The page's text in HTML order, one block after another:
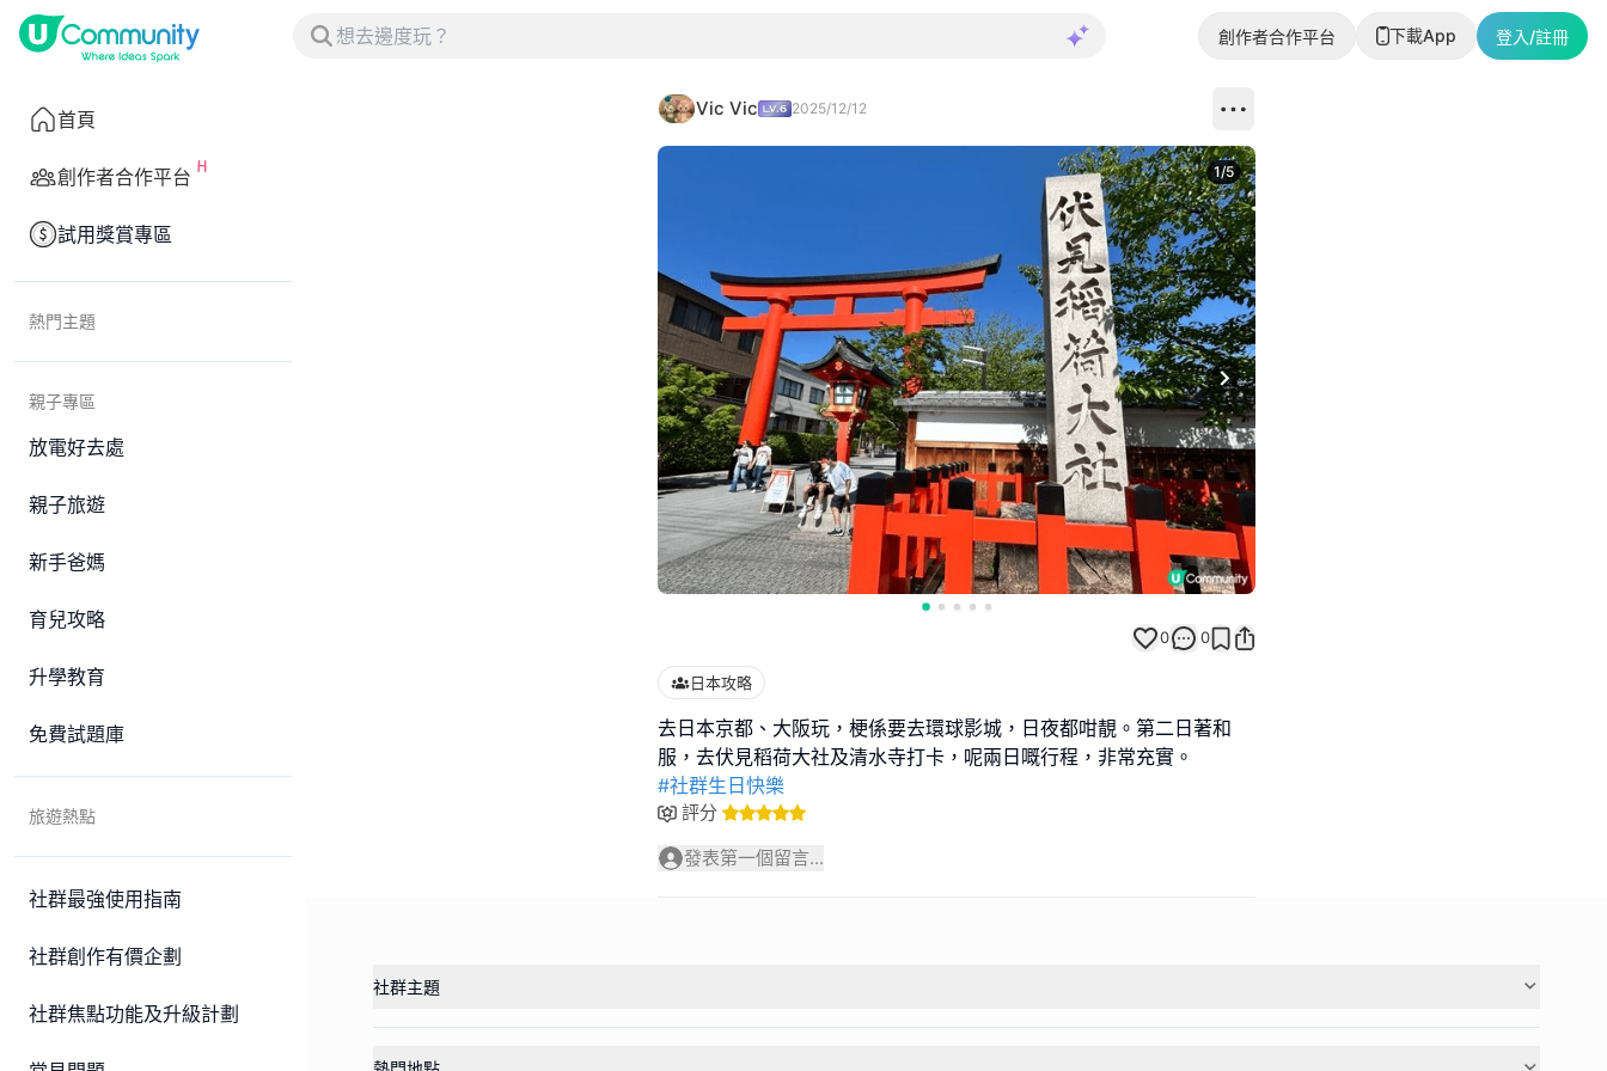
創作者合作平台 下載App 登入/註冊
首頁
創作者合作平台
試用獎賞專區
熱門主題
親子專區
放電好去處
親子旅遊
新手爸媽
育兒攻略
升學教育
免費試題庫
旅遊熱點
社群最強使用指南
社群創作有價企劃
社群焦點功能及升級計劃
Vic Vic 2025/12/12
Next slide
1/5
0 0
日本攻略
去日本京都、大阪玩，梗係要去環球影城，日夜都咁靚。第二日著和
#社群生日快樂
評分
發表第一個留言...
社群主題